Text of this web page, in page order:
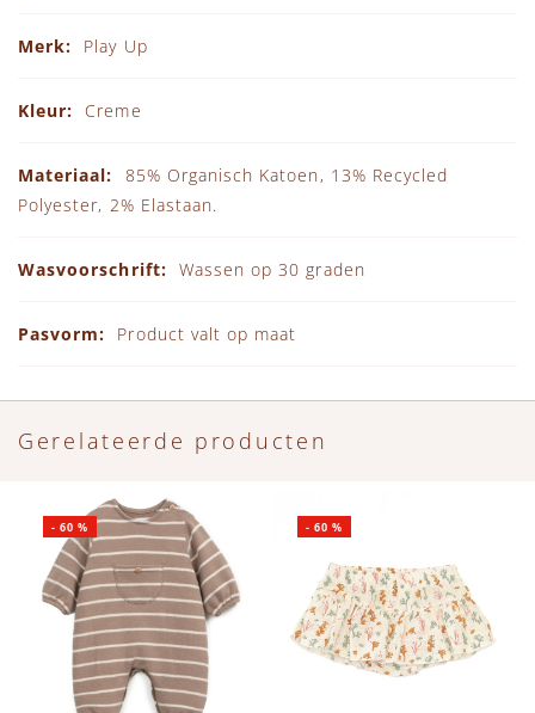
Play Up
Creme
85% Organisch Katoen, 13% Recycled
Polyester, 2% Elastaan.
Wassen op 30 graden
Product valt op maat
Gerelateerde producten
-60 % -60 %